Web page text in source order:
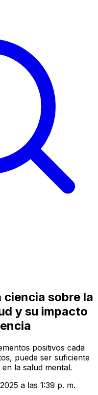
ciencia sobre la
y su impacto
positivos cada
puede ser suficiente
la salud mental.
a las 1:39 p. m.